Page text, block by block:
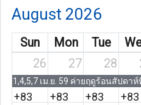
August 2026
Sun Mon Tue
26
27 28
1,4,5,7 เม.ย. 59 ค่ายฤดูร้อนสัปดาห์
+83
+83
+83
+83